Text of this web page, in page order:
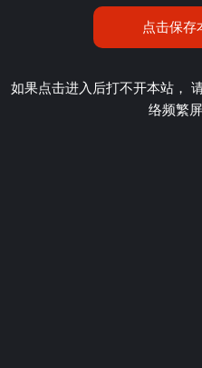
点击保存
如果点击进入后打不开本站，
络频繁